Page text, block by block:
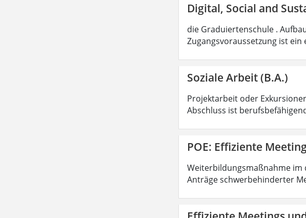
Digital, Social and
die Graduiertenschule .
Zugangsvoraussetzung ist
Soziale Arbeit (B.A.)
Projektarbeit oder
Abschluss ist
POE: Effiziente
Weiterbildungsmaßnahme im
Anträge schwerbehinderter